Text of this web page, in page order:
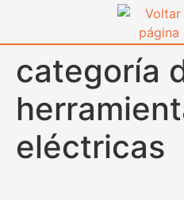
categoría
eléctricas